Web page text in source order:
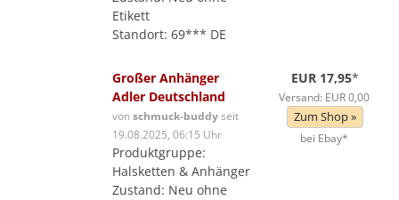
Etikett
Standort: 69*** DE
Großer Anhänger
Adler Deutschland
vonschmuck-buddyseit
19.08.2025, 06:15 Uhr
Produktgruppe:
Halsketten & Anhänger
Zustand: Neu ohne
EUR 17,95*
Versand: EUR 0,00
Zum Shop »
bei Ebay*